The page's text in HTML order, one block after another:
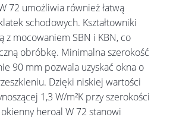
72 umożliwia również łatwą
schodowych. Kształtowniki
z mocowaniem SBN i KBN, co
obróbkę. Minimalna szerokość
90 mm pozwala uzyskać okna o
Dzięki niskiej wartości
1,3 W/m²K przy szerokości
heroal W 72 stanowi